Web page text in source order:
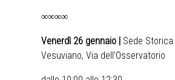
∞∞∞∞
Venerdì 26 gennaio |
Sede Storica
Vesuviano, Via dell’Osservatorio